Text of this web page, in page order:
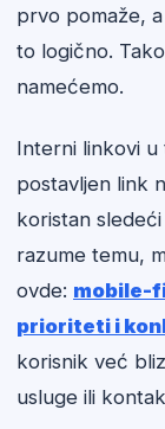
prvo pomaže,
to logično.
namećemo.
Interni linkovi u
postavljen link
koristan
razume temu,
ovde: mobile-
prioriteti i
korisnik već
usluge ili